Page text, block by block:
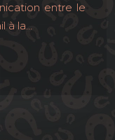
entre le
à la…